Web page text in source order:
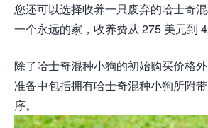
您还可以选择收养一只废弃的哈士奇
一个永远的家，收养费从 275 美元到
除了哈士奇混种小狗的初始购买价格
准备中包括拥有哈士奇混种小狗所附
序。